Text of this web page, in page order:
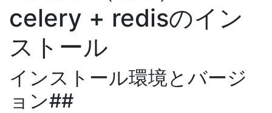
celery + redisのイン
ストール
インストール環境とバージ
ョン##